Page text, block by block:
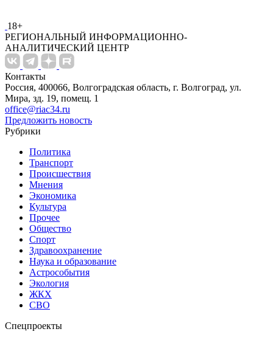
18+
РЕГИОНАЛЬНЫЙ ИНФОРМАЦИОННО-
АНАЛИТИЧЕСКИЙ ЦЕНТР
Контакты
Россия, 400066, Волгоградская область, г. Волгоград, ул.
Мира, зд. 19, помещ. 1
office@riac34.ru
Предложить новость
Рубрики
Политика
Транспорт
Происшествия
Мнения
Экономика
Культура
Прочее
Общество
Спорт
Здравоохранение
Наука и образование
Астрособытия
Экология
ЖКХ
СВО
Спецпроекты